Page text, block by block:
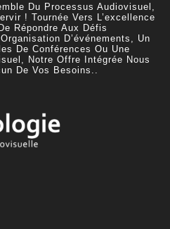
Du Processus Audiovisuel,
! Tournée Vers L’excellence
Répondre Aux Défis
D’événements, Un
De Conférences Ou Une
Notre Offre Intégrée Nous
De Vos Besoins..